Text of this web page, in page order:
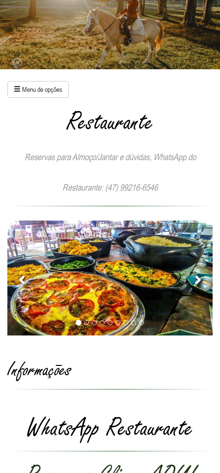
Menu de opções
Restaurante
Reservas para Almoço/Jantar e dúvidas, WhatsApp do
Restaurante: (47) 99216-6546
Anterior
Informações
WhatsApp Restaurante